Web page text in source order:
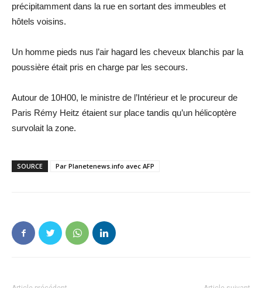
précipitamment dans la rue en sortant des immeubles et
hôtels voisins.
Un homme pieds nus l’air hagard les cheveux blanchis par la
poussière était pris en charge par les secours.
Autour de 10H00, le ministre de l’Intérieur et le procureur de
Paris Rémy Heitz étaient sur place tandis qu’un hélicoptère
survolait la zone.
SOURCE Par Planetenews.info avec AFP